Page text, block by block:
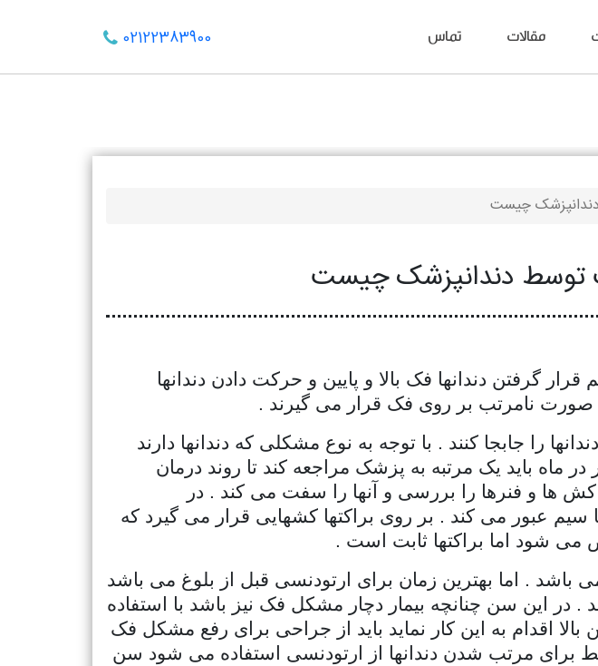
مقالات تماس 02122383900
چیست
توسط دندانپزشک چیست
گرفتن دندانها فک بالا و پایین و حرکت دادن دندانها
صورت نامرتب بر روی فک قرار می گیرند .
را جابجا کنند . با توجه به نوع مشکلی که دندانها دارند
ماه باید یک مرتبه به پزشک مراجعه کند تا روند درمان
ها و فنرها را بررسی و آنها را سفت می کند . در
سیم عبور می کند . بر روی براکتها کشهایی قرار می گیرد که
می شود اما براکتها ثابت است .
. اما بهترین زمان برای ارتودنسی قبل از بلوغ می باشد
برای ارتودنسی را 8 – 9 سالگی می دانند . در این سن چنانچه بیمار دچار مشکل فک نیز باشد با استفاده
اقدام به این کار نماید باید از جراحی برای رفع مشکل فک
برای مرتب شدن دندانها از ارتودنسی استفاده می شود سن